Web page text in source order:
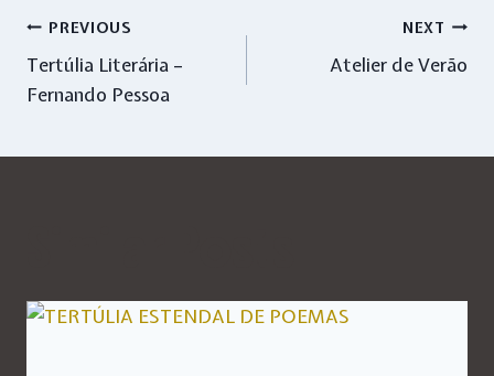
Navegação
de
artigos
PREVIOUS
Tertúlia Literária –
Fernando Pessoa
NEXT
Atelier de Verão